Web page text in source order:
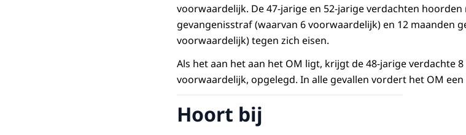
voorwaardelijk. De 47-jarige en 52-jarige verdachten
gevangenisstraf (waarvan 6 voorwaardelijk) en 12 maanden
voorwaardelijk) tegen zich eisen.
Als het aan het aan het OM ligt, krijgt de 48-jarige verdachte
voorwaardelijk, opgelegd. In alle gevallen vordert het OM
Hoort bij